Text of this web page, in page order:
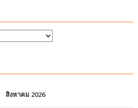
สิงหาคม 2026